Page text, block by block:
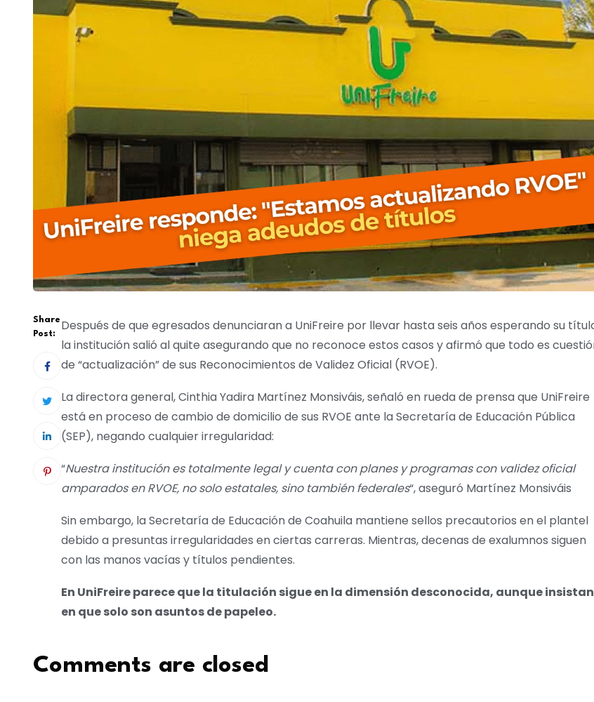
Share
Post:
Después de que egresados denunciaran a UniFreire por llevar hasta seis años esperando su
la institución salió al quite asegurando que no reconoce estos casos y afirmó que todo es
de “actualización” de sus Reconocimientos de Validez Oficial (RVOE).
La directora general, Cinthia Yadira Martínez Monsiváis, señaló en rueda de prensa que UniFreire
está en proceso de cambio de domicilio de sus RVOE ante la Secretaría de Educación Pública
(SEP), negando cualquier irregularidad:
“Nuestra institución es totalmente legal y cuenta con planes y programas con validez oficial
amparados en RVOE, no solo estatales, sino también federales“, aseguró Martínez Monsiváis
Sin embargo, la Secretaría de Educación de Coahuila mantiene sellos precautorios en el plantel
debido a presuntas irregularidades en ciertas carreras. Mientras, decenas de exalumnos siguen
con las manos vacías y títulos pendientes.
En UniFreire parece que la titulación sigue en la dimensión desconocida, aunque insistan
en que solo son asuntos de papeleo.
Comments are closed